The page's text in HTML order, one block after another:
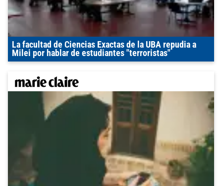
La facultad de Ciencias Exactas de la UBA repudia a
Milei por hablar de estudiantes "terroristas"